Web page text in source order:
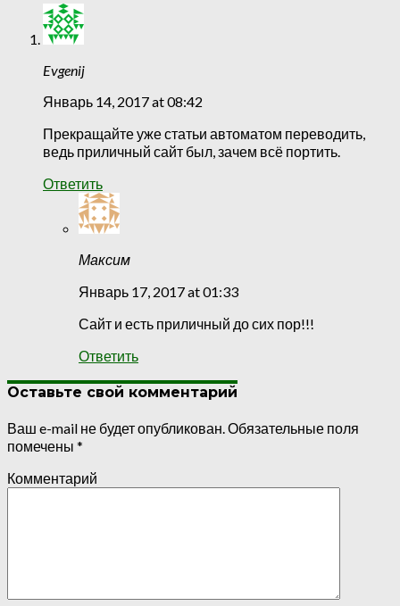
Evgenij
Январь 14, 2017 at 08:42
Прекращайте уже статьи автоматом переводить,
ведь приличный сайт был, зачем всё портить.
Ответить
Максим
Январь 17, 2017 at 01:33
Сайт и есть приличный до сих пор!!!
Ответить
Оставьте свой комментарий
Ваш e-mail не будет опубликован.Обязательные поля
помечены *
Комментарий